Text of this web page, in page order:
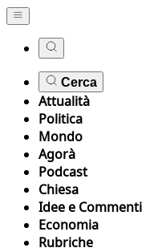
Cerca
Attualità
Politica
Mondo
Agorà
Podcast
Chiesa
Idee e Commenti
Economia
Rubriche